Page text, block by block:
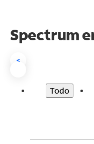
Spectrum
<
Todo